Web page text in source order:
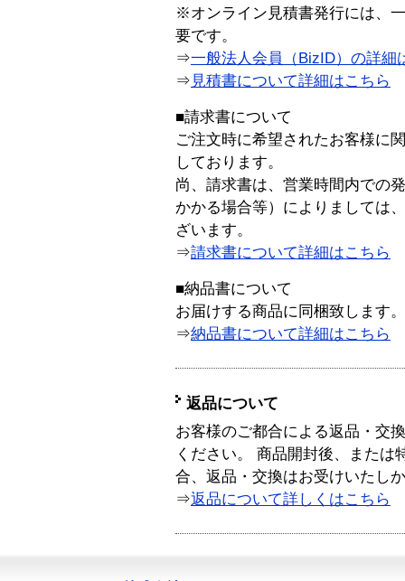
※オンライン見積書発行には、
要です。
⇒一般法人会員（BizID）の詳細
⇒ 見積書について詳細はこちら
■請求書について
ご注文時に希望されたお客様に
しております。
尚、請求書は、営業時間内での
かかる場合等）によりましては
ざいます。
⇒請求書について詳細はこちら
■納品書について
お届けする商品に同梱致します。
⇒納品書について詳細はこちら
返品について
お客様のご都合による返品・交
ください。 商品開封後、または
合、返品・交換はお受けいたし
⇒返品について詳しくはこちら